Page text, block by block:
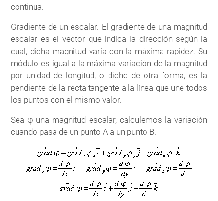
continua.
Gradiente de un escalar. El gradiente de una magnitud
escalar es el vector que indica la dirección según la
cual, dicha magnitud varía con la máxima rapidez. Su
módulo es igual a la máxima variación de la magnitud
por unidad de longitud, o dicho de otra forma, es la
pendiente de la recta tangente a la línea que une todos
los puntos con el mismo valor.
Sea φ una magnitud escalar, calculemos la variación
cuando pasa de un punto A a un punto B.